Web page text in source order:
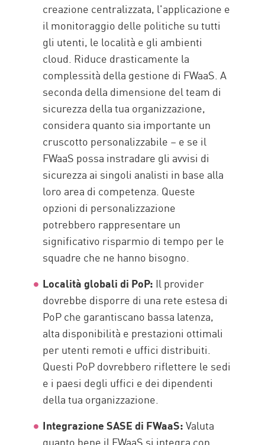
creazione centralizzata, l'applicazione e
il monitoraggio delle politiche su tutti
gli utenti, le località e gli ambienti
cloud. Riduce drasticamente la
complessità della gestione di FWaaS. A
seconda della dimensione del team di
sicurezza della tua organizzazione,
considera quanto sia importante un
cruscotto personalizzabile – e se il
FWaaS possa instradare gli avvisi di
sicurezza ai singoli analisti in base alla
loro area di competenza. Queste
opzioni di personalizzazione
potrebbero rappresentare un
significativo risparmio di tempo per le
squadre che ne hanno bisogno.
Località globali di PoP: Il provider
dovrebbe disporre di una rete estesa di
PoP che garantiscano bassa latenza,
alta disponibilità e prestazioni ottimali
per utenti remoti e uffici distribuiti.
Questi PoP dovrebbero riflettere le sedi
e i paesi degli uffici e dei dipendenti
della tua organizzazione.
Integrazione SASE di FWaaS:Valuta
quanto bene il FWaaS si integra con